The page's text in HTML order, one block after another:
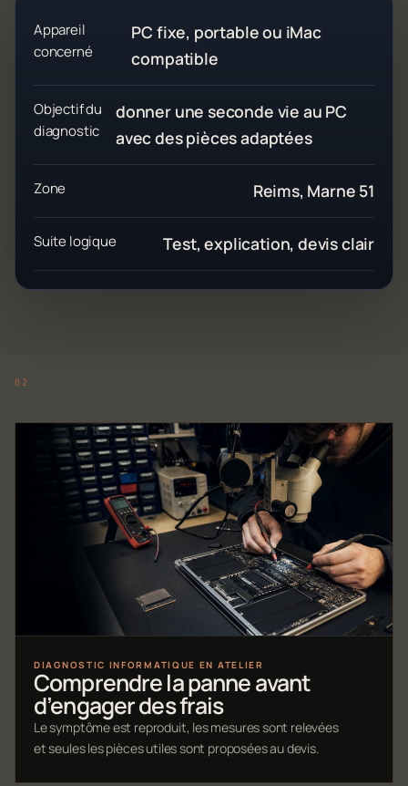
Appareil
concerné
PC fixe, portable ou iMac
compatible
Objectif du
diagnostic
donner une seconde vie au PC
avec des pièces adaptées
Zone Reims, Marne 51
Suite logique Test, explication, devis clair
DIAGNOSTIC INFORMATIQUE EN ATELIER
Comprendre la panne avant
d’engager des frais
Le symptôme est reproduit, les mesures sont relevées
et seules les pièces utiles sont proposées au devis.